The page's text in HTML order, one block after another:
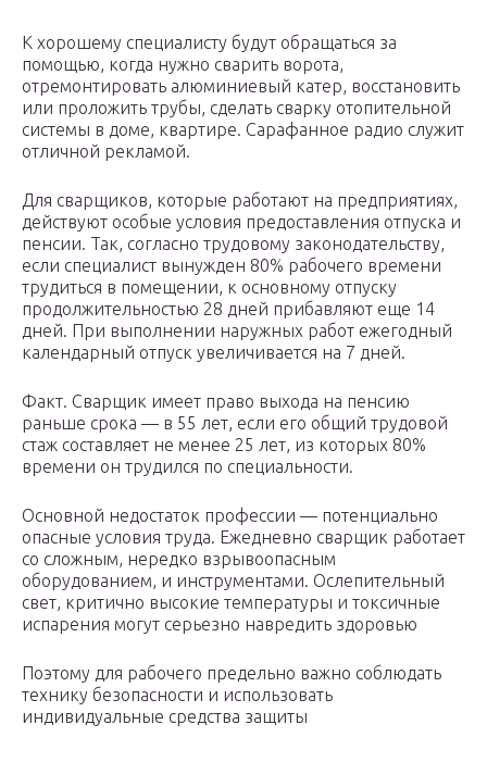
К хорошему специалисту будут обращаться за
помощью, когда нужно сварить ворота,
отремонтировать алюминиевый катер, восстановить
или проложить трубы, сделать сварку отопительной
системы в доме, квартире. Сарафанное радио служит
отличной рекламой.
Для сварщиков, которые работают на предприятиях,
действуют особые условия предоставления отпуска и
пенсии. Так, согласно трудовому законодательству,
если специалист вынужден 80% рабочего времени
трудиться в помещении, к основному отпуску
продолжительностью 28 дней прибавляют еще 14
дней. При выполнении наружных работ ежегодный
календарный отпуск увеличивается на 7 дней.
Факт. Сварщик имеет право выхода на пенсию
раньше срока — в 55 лет, если его общий трудовой
стаж составляет не менее 25 лет, из которых 80%
времени он трудился по специальности.
Основной недостаток профессии — потенциально
опасные условия труда. Ежедневно сварщик работает
со сложным, нередко взрывоопасным
оборудованием, и инструментами. Ослепительный
свет, критично высокие температуры и токсичные
испарения могут серьезно навредить здоровью
Поэтому для рабочего предельно важно соблюдать
технику безопасности и использовать
индивидуальные средства защиты